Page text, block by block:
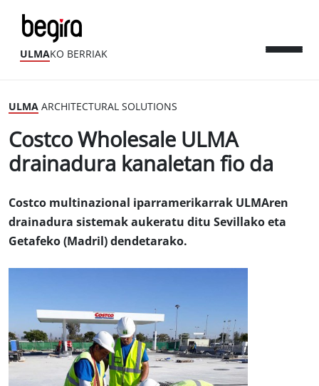
ULMAKO BERRIAK
ULMA ARCHITECTURAL SOLUTIONS
Costco Wholesale ULMA
drainadura kanaletan fio da
Costco multinazional iparramerikarrak ULMAren
drainadura sistemak aukeratu ditu Sevillako eta
Getafeko (Madril) dendetarako.